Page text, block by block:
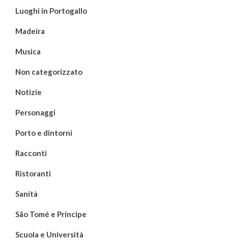
Luoghi in Portogallo
Madeira
Musica
Non categorizzato
Notizie
Personaggi
Porto e dintorni
Racconti
Ristoranti
Sanità
São Tomé e Príncipe
Scuola e Università